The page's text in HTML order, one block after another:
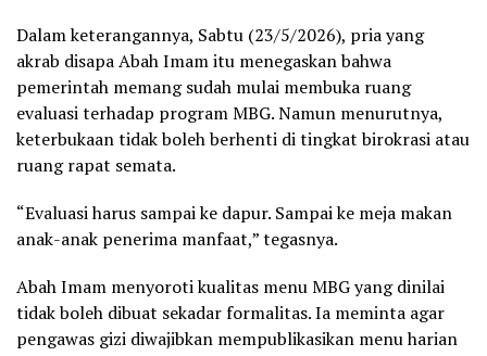
Dalam keterangannya, Sabtu (23/5/2026), pria yang
akrab disapa Abah Imam itu menegaskan bahwa
pemerintah memang sudah mulai membuka ruang
evaluasi terhadap program MBG. Namun menurutnya,
keterbukaan tidak boleh berhenti di tingkat birokrasi atau
ruang rapat semata.
“Evaluasi harus sampai ke dapur. Sampai ke meja makan
anak-anak penerima manfaat,” tegasnya.
Abah Imam menyoroti kualitas menu MBG yang dinilai
tidak boleh dibuat sekadar formalitas. Ia meminta agar
pengawas gizi diwajibkan mempublikasikan menu harian